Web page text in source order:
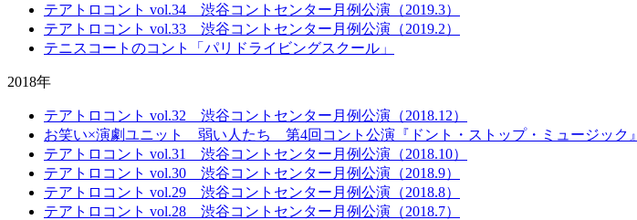
テアトロコント vol.34 渋谷コントセンター月例公演（2019.3）
テアトロコント vol.33 渋谷コントセンター月例公演（2019.2）
テニスコートのコント「パリドライビングスクール」
2018年
テアトロコント vol.32 渋谷コントセンター月例公演（2018.12）
お笑い×演劇ユニット 弱い人たち 第4回コント公演『ドント・ストップ・ミュージック』
テアトロコント vol.31 渋谷コントセンター月例公演（2018.10）
テアトロコント vol.30 渋谷コントセンター月例公演（2018.9）
テアトロコント vol.29 渋谷コントセンター月例公演（2018.8）
テアトロコント vol.28 渋谷コントセンター月例公演（2018.7）